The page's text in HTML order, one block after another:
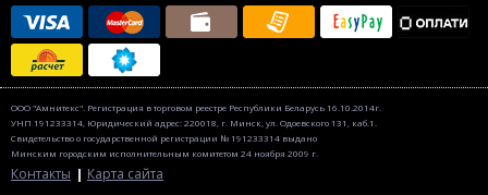
ООО "Амнитекс". Регистрация в торговом реестре Республики Беларусь 16.10.2014г.
УНП 191233314, Юридический адрес: 220018, г. Минск, ул. Одоевского 131, каб.1.
Свидетельство о государственной регистрации № 191233314 выдано
Минским городским исполнительным комитетом 24 ноября 2009 г.
Контакты Карта сайта